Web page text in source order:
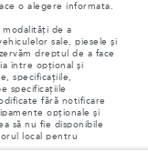
o alegere informata.
modalități de a
sale, piesele și
dreptul de a face
între opțional și
specificațiile,
specificațiile
fără notificare
opționale și
să nu fie disponibile
local pentru